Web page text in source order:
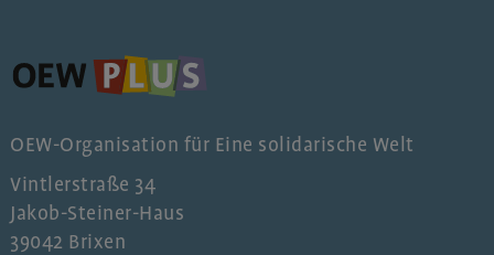
OEW-Organisation für Eine solidarische Welt
Vintlerstraße 34
Jakob-Steiner-Haus
39042 Brixen